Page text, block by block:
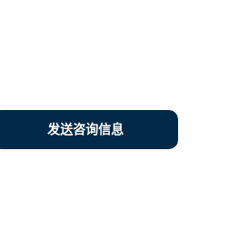
发送咨询信息